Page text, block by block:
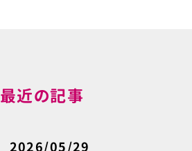
最近の記事
2026/05/29